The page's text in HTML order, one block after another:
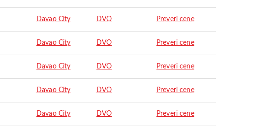
Davao City DVO Preveri cene
Davao City DVO Preveri cene
Davao City DVO Preveri cene
Davao City DVO Preveri cene
Davao City DVO Preveri cene